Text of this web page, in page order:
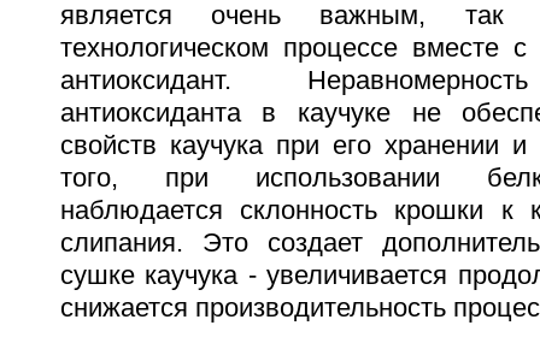
является очень важным,
технологическом процессе вместе
антиоксидант.
антиоксиданта в каучуке не
свойств каучука при его хранении
того, при использовании
наблюдается склонность крошки к
слипания. Это создает
сушке каучука - увеличивается
снижается производительность